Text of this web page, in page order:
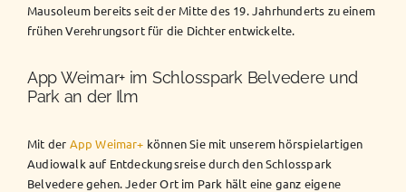
Mausoleum bereits seit der Mitte des 19. Jahrhunderts zu einem
frühen Verehrungsort für die Dichter entwickelte.
App Weimar+ im Schlosspark Belvedere und
Park an der Ilm
Mit der App Weimar+ können Sie mit unserem hörspielartigen
Audiowalk auf Entdeckungsreise durch den Schlosspark
Belvedere gehen. Jeder Ort im Park hält eine ganz eigene